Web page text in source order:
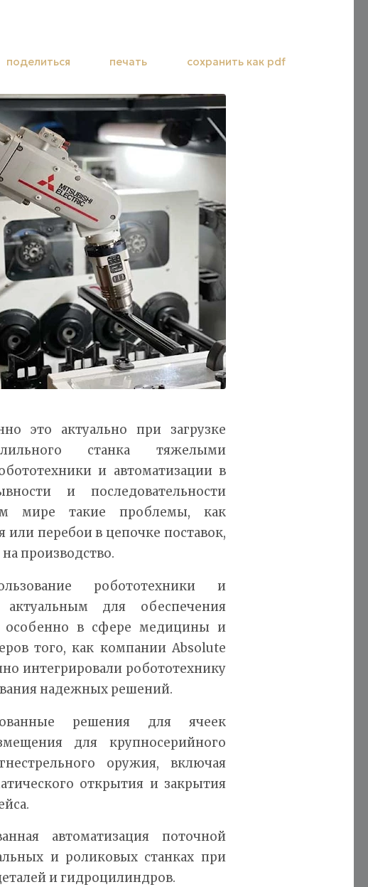
поделиться печать сохранить как pdf
это актуально при загрузке
станка тяжелыми
и автоматизации в
и последовательности
мире такие проблемы, как
или перебои в цепочке поставок,
производство.
робототехники и
для обеспечения
особенно в сфере медицины и
того, как компании Absolute
интегрировали робототехнику
надежных решений.
решения для ячеек
для крупносерийного
оружия, включая
открытия и закрытия
автоматизация поточной
и роликовых станках при
и гидроцилиндров.